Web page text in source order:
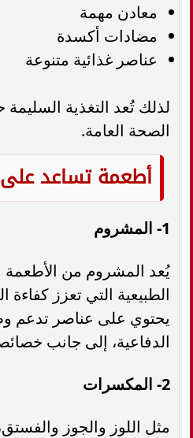
معادن مهمة
مضادات أكسدة
عناصر غذائية متنوعة
لذلك تُعد التغذية
الصحة العامة.
أطعمة تساعد على
1- المشروم
يُعد المشروم من الأطعمة
الطبيعية التي تعزز كفاءة
يحتوي على عناصر تدعم
الدفاعية، إلى جانب
2- المكسرات
مثل اللوز والجوز والفستق،